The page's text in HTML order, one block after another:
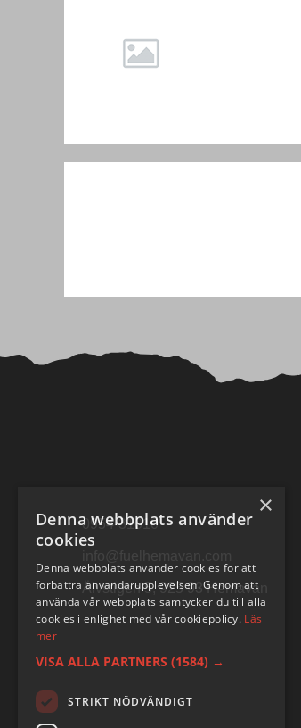
0954-31010
Älvstigen 5, 925 93 Hemavan
×
Denna webbplats använder
cookies
Denna webbplats använder cookies för att
förbättra användarupplevelsen. Genom att
använda vår webbplats samtycker du till alla
cookies i enlighet med vår cookiepolicy. Läs
mer
VISA ALLA PARTNERS (1584) →
STRIKT NÖDVÄNDIGT